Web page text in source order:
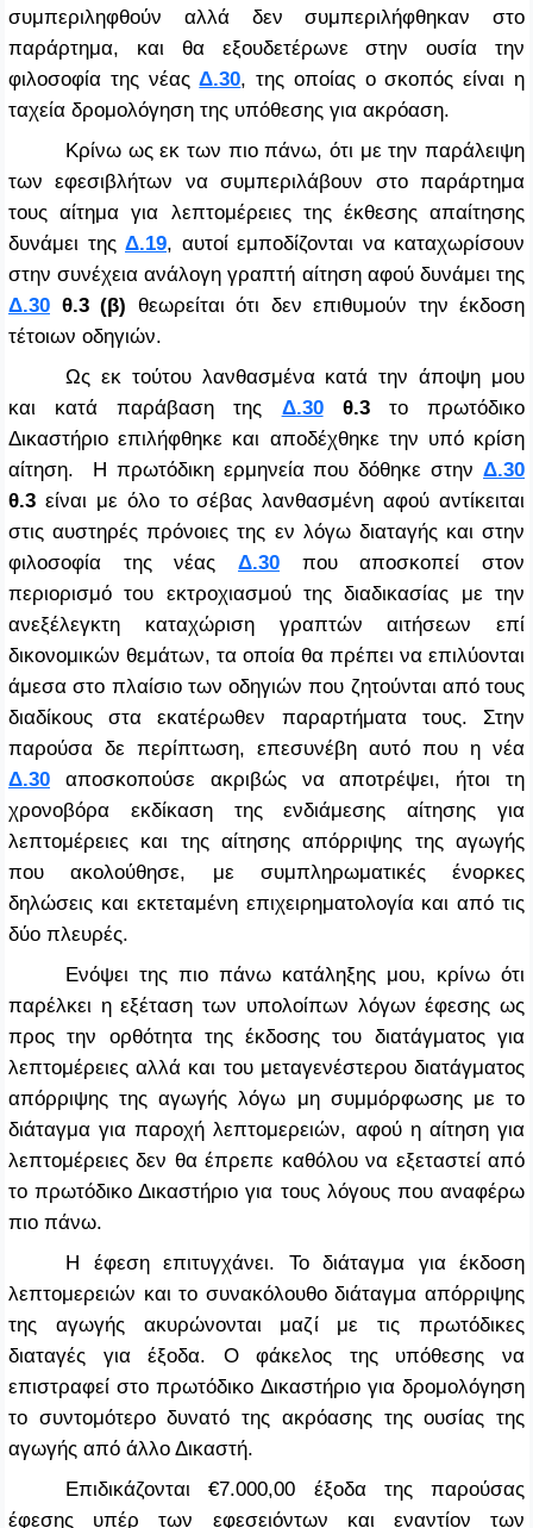
συμπεριληφθούν αλλά δεν συμπεριλήφθηκαν στο
παράρτημα, και θα εξουδετέρωνε στην ουσία την
φιλοσοφία της νέαςΔ.30, της οποίας ο σκοπός είναι η
ταχεία δρομολόγηση της υπόθεσης για ακρόαση.
Κρίνω ως εκ των πιο πάνω, ότι με την παράλειψη
των εφεσιβλήτων να συμπεριλάβουν στο παράρτημα
τους αίτημα για λεπτομέρειες της έκθεσης απαίτησης
δυνάμει της Δ.19, αυτοί εμποδίζονται να καταχωρίσουν
στην συνέχεια ανάλογη γραπτή αίτηση αφού δυνάμει της
Δ.30 θ.3 (β) θεωρείται ότι δεν επιθυμούν την έκδοση
τέτοιων οδηγιών.
Ως εκ τούτου λανθασμένα κατά την άποψη μου
και κατά παράβαση της Δ.30θ.3το πρωτόδικο
Δικαστήριο επιλήφθηκε και αποδέχθηκε την υπό κρίση
αίτηση. Η πρωτόδικη ερμηνεία που δόθηκε στην Δ.30
θ.3 είναι με όλο το σέβας λανθασμένη αφού αντίκειται
στις αυστηρές πρόνοιες της εν λόγω διαταγής και στην
φιλοσοφία της νέας Δ.30 που αποσκοπεί στον
περιορισμό του εκτροχιασμού της διαδικασίας με την
ανεξέλεγκτη καταχώριση γραπτών αιτήσεων επί
δικονομικών θεμάτων, τα οποία θα πρέπει να επιλύονται
άμεσα στο πλαίσιο των οδηγιών που ζητούνται από τους
διαδίκους στα εκατέρωθεν παραρτήματα τους. Στην
παρούσα δε περίπτωση, επεσυνέβη αυτό που η νέα
Δ.30 αποσκοπούσε ακριβώς να αποτρέψει, ήτοι τη
χρονοβόρα εκδίκαση της ενδιάμεσης αίτησης για
λεπτομέρειες και της αίτησης απόρριψης της αγωγής
που ακολούθησε, με συμπληρωματικές ένορκες
δηλώσεις και εκτεταμένη επιχειρηματολογία και από τις
δύο πλευρές.
Ενόψει της πιο πάνω κατάληξης μου, κρίνω ότι
παρέλκει η εξέταση των υπολοίπων λόγων έφεσης ως
προς την ορθότητα της έκδοσης του διατάγματος για
λεπτομέρειες αλλά και του μεταγενέστερου διατάγματος
απόρριψης της αγωγής λόγω μη συμμόρφωσης με το
διάταγμα για παροχή λεπτομερειών, αφού η αίτηση για
λεπτομέρειες δεν θα έπρεπε καθόλου να εξεταστεί από
το πρωτόδικο Δικαστήριο για τους λόγους που αναφέρω
πιο πάνω.
Η έφεση επιτυγχάνει. Το διάταγμα για έκδοση
λεπτομερειών και το συνακόλουθο διάταγμα απόρριψης
της αγωγής ακυρώνονται μαζί με τις πρωτόδικες
διαταγές για έξοδα. Ο φάκελος της υπόθεσης να
επιστραφεί στο πρωτόδικο Δικαστήριο για δρομολόγηση
το συντομότερο δυνατό της ακρόασης της ουσίας της
αγωγής από άλλο Δικαστή.
Επιδικάζονται €7.000,00 έξοδα της παρούσας
έφεσης υπέρ των εφεσειόντων και εναντίον των